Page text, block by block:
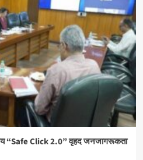
“Safe Click 2.0” वृहद जनजागरूकता